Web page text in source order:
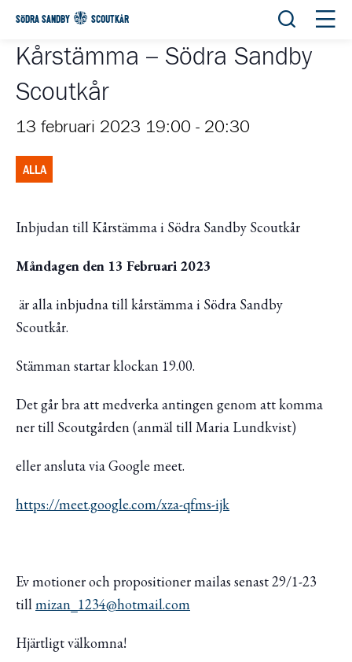
SÖDRA SANDBY SCOUTKÅR Öppna
Kårstämma – Södra Sandby
Scoutkår
13 februari 2023 19:00 - 20:30
ALLA
Inbjudan till Kårstämma i Södra Sandby Scoutkår
Måndagen den 13 Februari 2023
är alla inbjudna till kårstämma i Södra Sandby
Scoutkår.
Stämman startar klockan 19.00.
Det går bra att medverka antingen genom att komma
ner till Scoutgården (anmäl till Maria Lundkvist)
eller ansluta via Google meet.
https://meet.google.com/xza-qfms-ijk
Ev motioner och propositioner mailas senast 29/1-23
tillmizan_1234@hotmail.com
Hjärtligt välkomna!